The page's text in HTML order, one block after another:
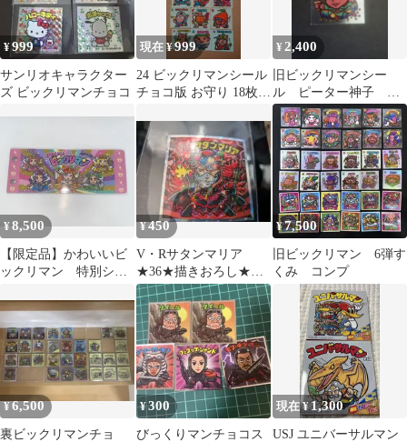
¥999
サンリオキャラクター
ズ ビックリマンチョコ
現在 ¥999
24 ビックリマンシール
チョコ版 お守り 18枚セ
¥ 2,400
旧ビックリマンシー
ル ピーター神子 チ
ョコ版
¥8,500
【限定品】かわいいビ
ックリマン 特別シー
品
¥450
V・Rサタンマリア
★36★描きおろし★書
きおろし★かわいいビ
ックリマン
¥7,500
旧ビックリマン 6弾す
くみ コンプ
¥6,500
裏ビックリマンチョ
¥300
びっくりマンチョコス
現在 ¥ 1,300
USJ ユニバーサルマン